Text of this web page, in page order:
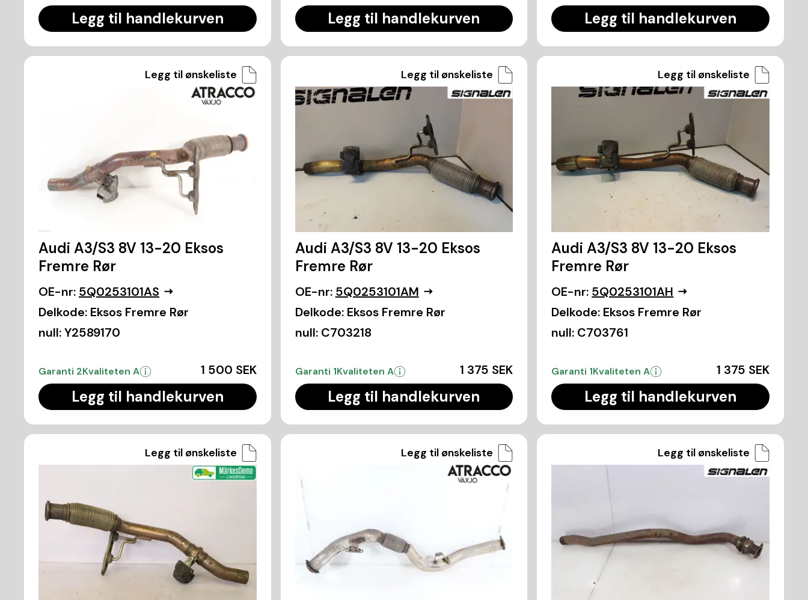
Legg til handlekurven Legg til handlekurven Legg til handlekurven
Legg til ønskeliste
Audi A3/S3 8V 13-20 Eksos
Fremre Rør
OE-nr: 5Q0253101AS
Delkode: Eksos Fremre Rør
null:Y2589170
Garanti 2Kvaliteten A 1 500 SEK
Legg til handlekurven
Legg til ønskeliste
Audi A3/S3 8V 13-20 Eksos
Fremre Rør
OE-nr: 5Q0253101AM
Delkode: Eksos Fremre Rør
null: C703218
Garanti 1Kvaliteten A 1 375 SEK
Legg til handlekurven
Legg til ønskeliste
Audi A3/S3 8V 13-20 Eksos
Fremre Rør
OE-nr: 5Q0253101AH
Delkode: Eksos Fremre Rør
null: C703761
Garanti 1Kvaliteten A 1 375 SEK
Legg til handlekurven
Legg til ønskeliste Legg til ønskeliste Legg til ønskeliste